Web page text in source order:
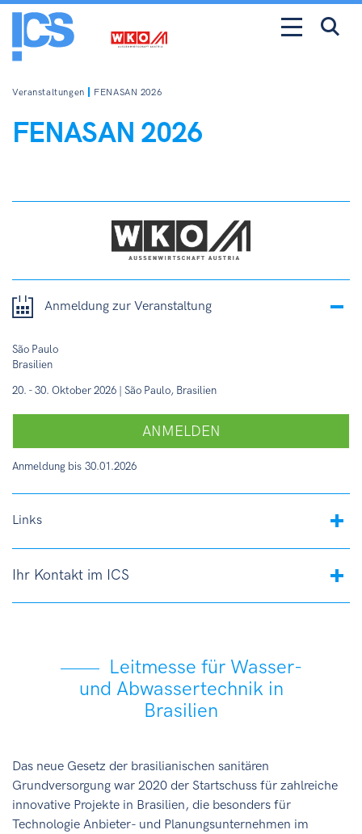
Veranstaltungen FENASAN 2026
FENASAN 2026
Anmeldung zur Veranstaltung
São Paulo
Brasilien
20. - 30. Oktober 2026 | São Paulo, Brasilien
ANMELDEN
Anmeldung bis 30.01.2026
Links
Ihr Kontakt im ICS
Leitmesse für Wasser-
und Abwassertechnik in
Brasilien
Das neue Gesetz der brasilianischen sanitären
Grundversorgung war 2020 der Startschuss für zahlreiche
innovative Projekte in Brasilien, die besonders für
Technologie Anbieter- und Planungsunternehmen im